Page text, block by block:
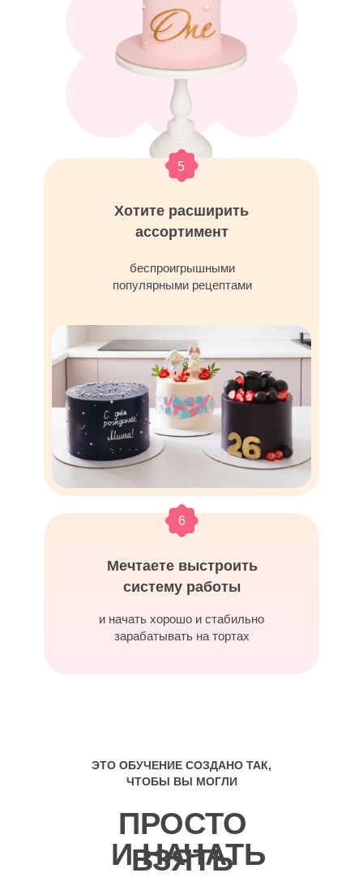
беспроигрышными
популярными рецептами
Хотите расширить
ассортимент
5
и начать хорошо и стабильно
зарабатывать на тортах
Мечтаете выстроить
систему работы
6
ЭТО ОБУЧЕНИЕ СОЗДАНО ТАК,
ЧТОБЫ ВЫ МОГЛИ
ПРОСТО
ВЗЯТЬ
И НАЧАТЬ